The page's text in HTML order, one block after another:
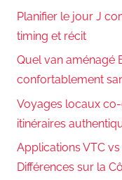
Planifier le jour J
timing et récit
Quel van aménagé
confortablement
Voyages locaux
itinéraires
Applications VTC
Différences sur la